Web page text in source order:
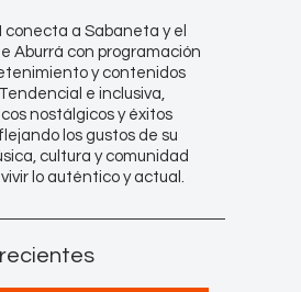
conecta a Sabaneta y el
Aburrá con programación
y contenidos
e inclusiva,
nostálgicos y éxitos
los gustos de su
cultura y comunidad
lo auténtico y actual.